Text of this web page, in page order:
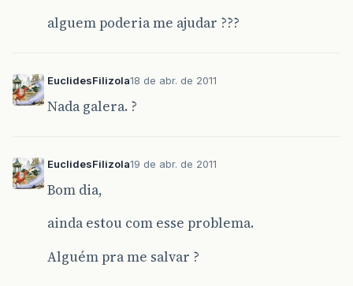
alguem poderia me ajudar ???
EuclidesFilizola18 de abr. de 2011
Nada galera. ?
EuclidesFilizola19 de abr. de 2011
Bom dia,
ainda estou com esse problema.
Alguém pra me salvar ?